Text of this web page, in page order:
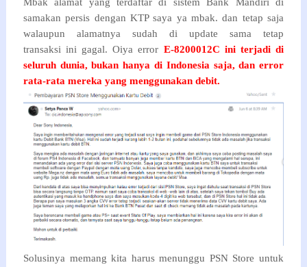
samakan persis dengan KTP saya ya mbak. dan tetap saja
walaupun alamatnya sudah di update sama tetap
transaksi ini gagal. Oiya error E-8200012C ini terjadi di
seluruh dunia, bukan hanya di Indonesia saja, dan error
rata-rata mereka yang menggunakan debit.
Solusinya memang kita harus menunggu PSN Store untuk